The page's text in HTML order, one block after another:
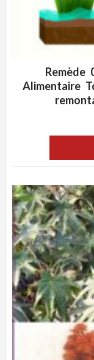
ADD WISHLIST
Remède
Alimentaire